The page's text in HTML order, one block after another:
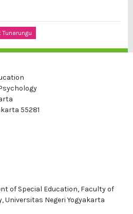
Tunarungu
55281
of Special Education, Faculty of
Universitas Negeri Yogyakarta